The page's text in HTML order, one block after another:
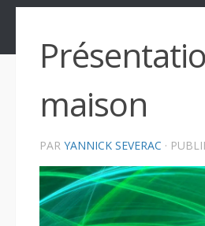
maison
PAR YANNICK SEVERAC ·